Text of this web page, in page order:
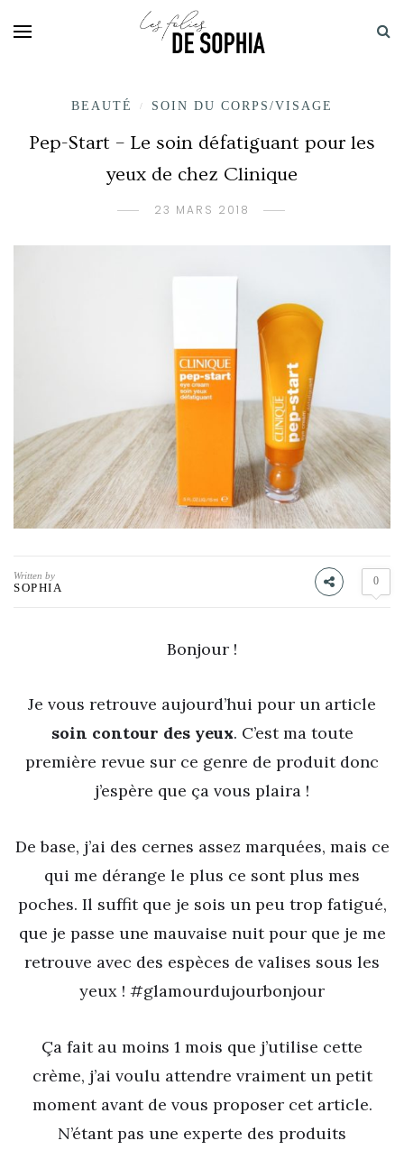
BEAUTÉ / SOIN DU CORPS/VISAGE
Pep-Start – Le soin défatiguant pour les
yeux de chez Clinique
23 MARS 2018
Written by
SOPHIA 0
Bonjour !
Je vous retrouve aujourd’hui pour un article
soin contour des yeux. C’est ma toute
première revue sur ce genre de produit donc
j’espère que ça vous plaira !
De base, j’ai des cernes assez marquées, mais ce
qui me dérange le plus ce sont plus mes
poches. Il suffit que je sois un peu trop fatigué,
que je passe une mauvaise nuit pour que je me
retrouve avec des espèces de valises sous les
yeux ! #glamourdujourbonjour
Ça fait au moins 1 mois que j’utilise cette
crème, j’ai voulu attendre vraiment un petit
moment avant de vous proposer cet article.
N’étant pas une experte des produits